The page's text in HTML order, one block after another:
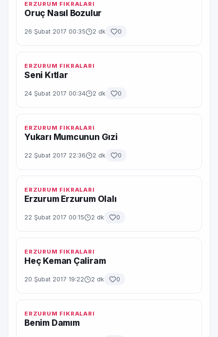
ERZURUM FIKRALARI
Oruç Nasıl Bozulur
26 Şubat 2017 00:35 2 dk 0
ERZURUM FIKRALARI
Seni Kıtlar
24 Şubat 2017 00:34 2 dk 0
ERZURUM FIKRALARI
Yukarı Mumcunun Gızi
22 Şubat 2017 22:36 2 dk 0
ERZURUM FIKRALARI
Erzurum Erzurum Olalı
22 Şubat 2017 00:15 2 dk 0
ERZURUM FIKRALARI
Heç Keman Çaliram
20 Şubat 2017 19:22 2 dk 0
ERZURUM FIKRALARI
Benim Damım